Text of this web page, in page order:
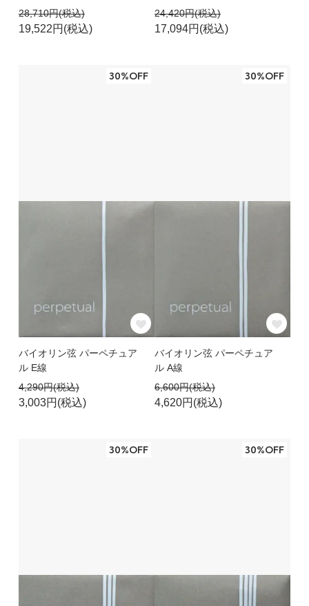
28,710円(税込)
19,522円(税込)
24,420円(税込)
17,094円(税込)
30%OFF
バイオリン弦 パーペチュア
ル E線
4,290円(税込)
3,003円(税込)
30%OFF
バイオリン弦 パーペチュア
ル A線
6,600円(税込)
4,620円(税込)
30%OFF 30%OFF